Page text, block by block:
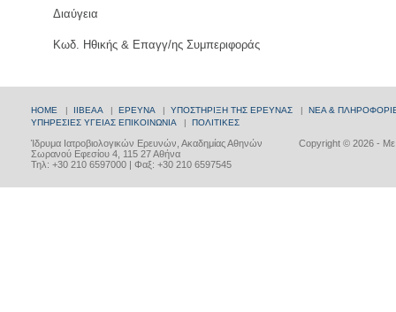
Διαύγεια
Κωδ. Ηθικής & Επαγγ/ης Συμπεριφοράς
HOME | ΙΙΒΕΑΑ | ΕΡΕΥΝΑ | ΥΠΟΣΤΗΡΙΞΗ ΤΗΣ ΕΡΕΥΝΑΣ | ΝΕΑ &
ΥΠΗΡΕΣΙΕΣ ΥΓΕΙΑΣ ΕΠΙΚΟΙΝΩΝΙΑ | ΠΟΛΙΤΙΚΕΣ
Copyright © 2026 - Με
Ίδρυμα Ιατροβιολογικών Ερευνών, Ακαδημίας Αθηνών
Σωρανού Εφεσίου 4, 115 27 Αθήνα
Τηλ: +30 210 6597000 | Φαξ: +30 210 6597545